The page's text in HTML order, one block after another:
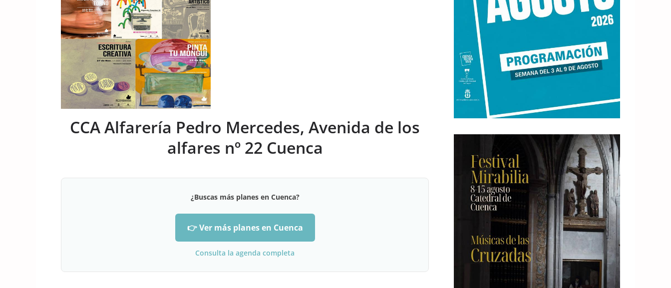
CCA Alfarería Pedro Mercedes, Avenida de los
alfares nº 22 Cuenca
¿Buscas más planes en Cuenca?
👉 Ver más planes en Cuenca
Consulta la agenda completa